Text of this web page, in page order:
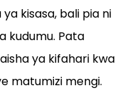
kisasa, bali pia ni
kudumu. Pata
ya kifahari kwa
matumizi mengi.